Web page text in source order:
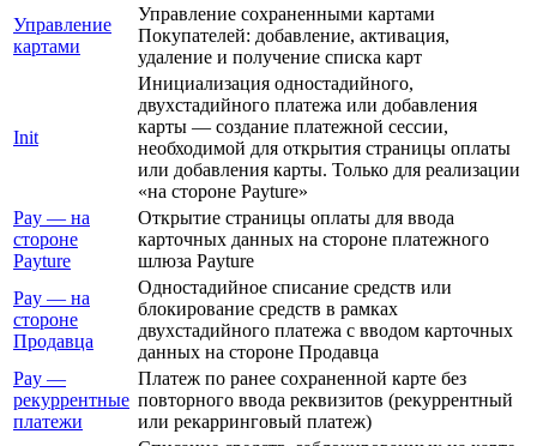
Управление
картами
Управление сохраненными картами
Покупателей: добавление, активация,
удаление и получение списка карт
Init
Инициализация одностадийного,
двухстадийного платежа или добавления
карты — создание платежной сессии,
необходимой для открытия страницы оплаты
или добавления карты. Только для реализации
«на стороне Payture»
Pay — на
стороне
Payture
Открытие страницы оплаты для ввода
карточных данных на стороне платежного
шлюза Payture
Pay — на
стороне
Продавца
Одностадийное списание средств или
блокирование средств в рамках
двухстадийного платежа с вводом карточных
данных на стороне Продавца
Pay —
рекуррентные
платежи
Платеж по ранее сохраненной карте без
повторного ввода реквизитов (рекуррентный
или рекарринговый платеж)